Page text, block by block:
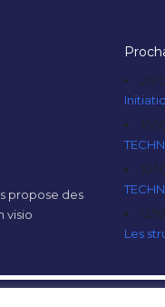
propose des
visio
20/
10/
10/
12/
Les